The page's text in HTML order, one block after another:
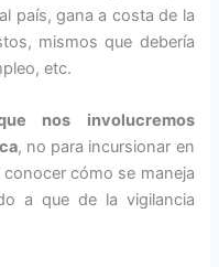
país, gana a costa de la
mismos que debería
etc.
nos involucremos
, no para incursionar en
conocer cómo se maneja
a que de la vigilancia